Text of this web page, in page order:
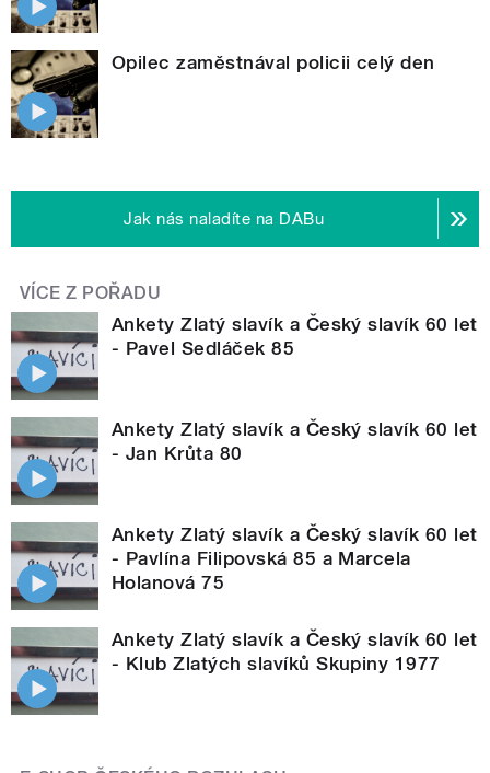
Opilec zaměstnával policii celý den
Jak nás naladíte na DABu
VÍCE Z POŘADU
Ankety Zlatý slavík a Český slavík 60 let
- Pavel Sedláček 85
Ankety Zlatý slavík a Český slavík 60 let
- Jan Krůta 80
Ankety Zlatý slavík a Český slavík 60 let
- Pavlína Filipovská 85 a Marcela
Holanová 75
Ankety Zlatý slavík a Český slavík 60 let
- Klub Zlatých slavíků Skupiny 1977